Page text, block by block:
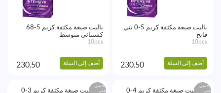
باليت صبغة مكثفة كريم 5-0 بني
فاتح
10pcs
أضف إلى السلة 230.50
باليت صبغة مكثفة كريم 5-68
كستنائي متوسط
10pcs
أضف إلى السلة 230.50
احصل
على
احصل
على